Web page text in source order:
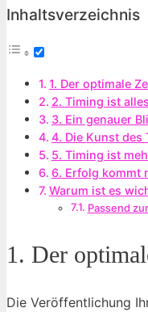
Inhaltsverzeichnis
1. Der optimale
2. Timing ist
3. Ein genauer
4. Die Kunst
5. Timing ist
6. Erfolg kommt
Warum ist es
Passend
1. Der
Die Veröffentlichung